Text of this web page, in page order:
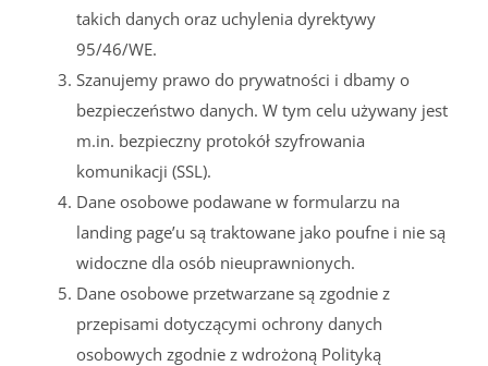
takich danych oraz uchylenia dyrektywy
95/46/WE.
Szanujemy prawo do prywatności i dbamy o
bezpieczeństwo danych. W tym celu używany jest
m.in. bezpieczny protokół szyfrowania
komunikacji (SSL).
Dane osobowe podawane w formularzu na
landing page’u są traktowane jako poufne i nie są
widoczne dla osób nieuprawnionych.
Dane osobowe przetwarzane są zgodnie z
przepisami dotyczącymi ochrony danych
osobowych zgodnie z wdrożoną Polityką